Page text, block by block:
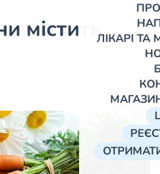
ЛІКАРІ
містить